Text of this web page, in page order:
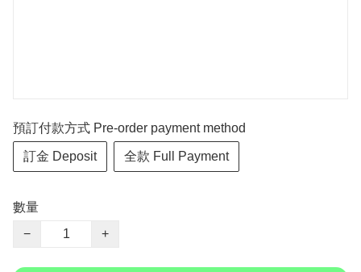
預訂付款方式 Pre-order payment method
訂金 Deposit 全款 Full Payment
數量
−
+